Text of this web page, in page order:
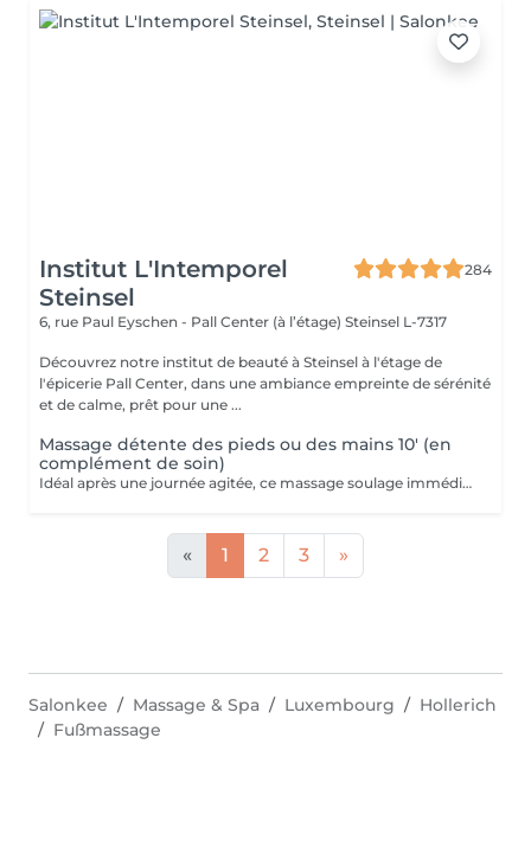
Institut L'Intemporel
Steinsel
284
6, rue Paul Eyschen - Pall Center (à l’étage) Steinsel L-7317
Découvrez notre institut de beauté à Steinsel à l'étage de
l'épicerie Pall Center, dans une ambiance empreinte de sérénité
et de calme, prêt pour une ...
Massage détente des pieds ou des mains 10' (en
complément de soin)
Idéal après une journée agitée, ce massage soulage immédiatement vos pieds. Pourquoi ne pas profiter d'un massage des pieds pendant votre pose masque? Uniquement en complément d'un soin du visage.
« 1 2 3 »
Salonkee Massage & Spa Luxembourg
Hollerich
Fußmassage